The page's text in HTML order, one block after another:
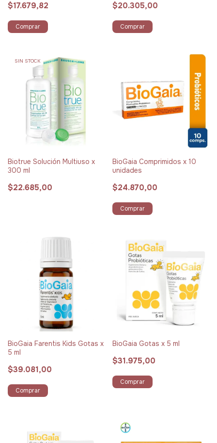
$17.679,82
Comprar
$20.305,00
Comprar
SIN STOCK
Biotrue Solución Multiuso x
300 ml
$22.685,00
BioGaia Comprimidos x 10
unidades
$24.870,00
Comprar
BioGaia Farentis Kids Gotas x
5 ml
$39.081,00
Comprar
BioGaia Gotas x 5 ml
$31.975,00
Comprar